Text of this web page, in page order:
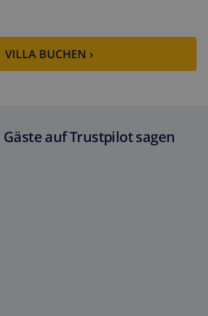
VILLA BUCHEN ›
auf Trustpilot sagen